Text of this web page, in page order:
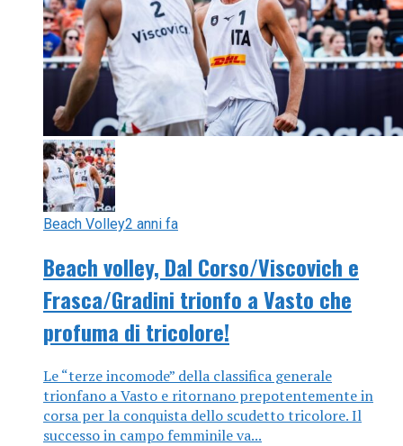
Beach Volley2 anni fa
Beach volley, Dal Corso/Viscovich e
Frasca/Gradini trionfo a Vasto che
profuma di tricolore!
Le “terze incomode” della classifica generale
trionfano a Vasto e ritornano prepotentemente in
corsa per la conquista dello scudetto tricolore. Il
successo in campo femminile va...